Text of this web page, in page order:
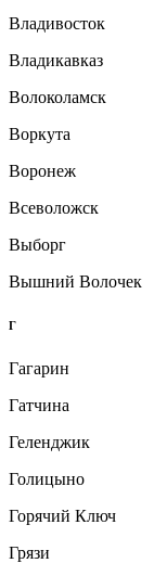
Владивосток
Владикавказ
Волоколамск
Воркута
Воронеж
Всеволожск
Выборг
Вышний Волочек
Г
Гагарин
Гатчина
Геленджик
Голицыно
Горячий Ключ
Грязи